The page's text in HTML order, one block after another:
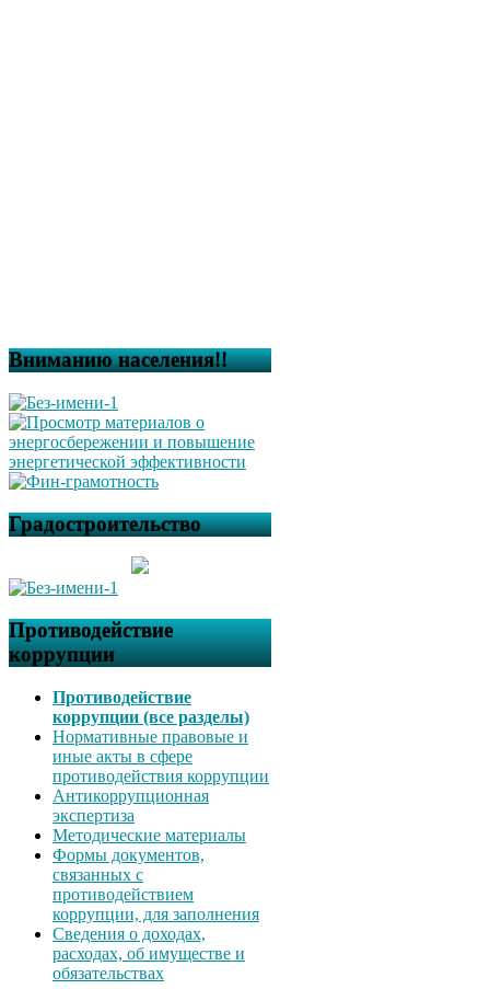
Вниманию населения!!
Градостроительство
Противодействие
коррупции
Противодействие
коррупции (все разделы)
Нормативные правовые и
иные акты в сфере
противодействия коррупции
Антикоррупционная
экспертиза
Методические материалы
Формы документов,
связанных с
противодействием
коррупции, для заполнения
Сведения о доходах,
расходах, об имуществе и
обязательствах